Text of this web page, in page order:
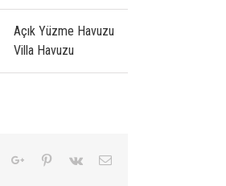
Açık Yüzme Havuzu
Villa Havuzu
TumblrGoogle+Pinterest
Vk Email